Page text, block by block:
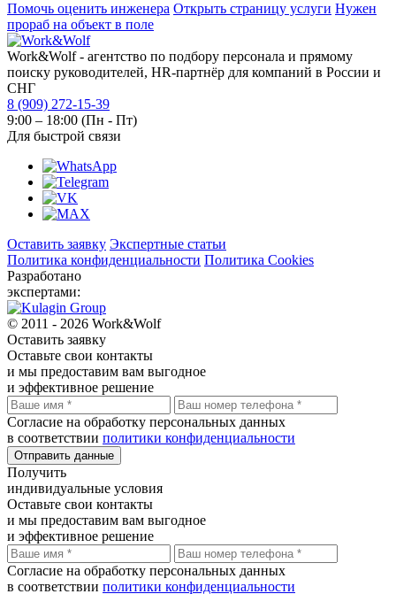
Помочь оценить инженера Открыть страницу услуги Нужен
прораб на объект в поле
Work&Wolf - агентство по подбору персонала и прямому
поиску руководителей, HR-партнёр для компаний в России и
СНГ
8 (909) 272-15-39
9:00 – 18:00 (Пн - Пт)
Для быстрой связи
Оставить заявку Экспертные статьи
Политика конфиденциальности Политика Cookies
Разработано
экспертами:
© 2011 - 2026 Work&Wolf
Оставить заявку
Оставьте свои контакты
и мы предоставим вам выгодное
и эффективное решение
Согласие на обработку персональных данных
в соответствии политики конфиденциальности
Отправить данные
Получить
индивидуальные условия
Оставьте свои контакты
и мы предоставим вам выгодное
и эффективное решение
Согласие на обработку персональных данных
в соответствии политики конфиденциальности